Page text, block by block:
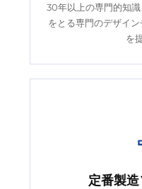
30年以上の専門的知
をとる専門のデザイ
を
定番製